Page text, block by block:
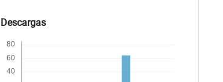
Descargas